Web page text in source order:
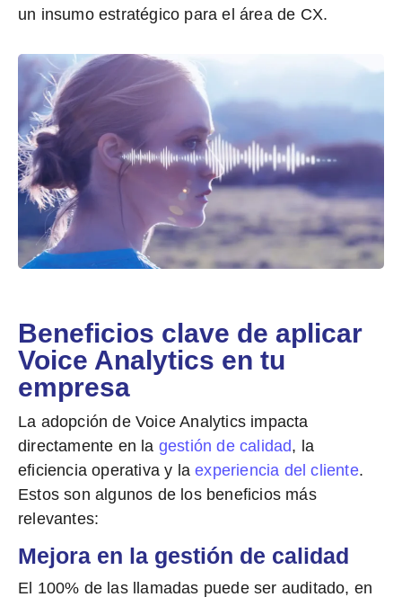
un insumo estratégico para el área de CX.
Beneficios clave de aplicar
Voice Analytics en tu
empresa
La adopción de Voice Analytics impacta
directamente en la gestión de calidad, la
eficiencia operativa y laexperiencia del cliente.
Estos son algunos de los beneficios más
relevantes:
Mejora en la gestión de calidad
El 100% de las llamadas puede ser auditado, en